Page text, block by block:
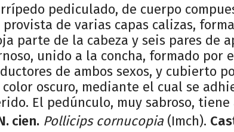
pediculado, de cuerpo
de varias capas calizas,
parte de la cabeza y seis pares de
unido a la concha, formado por
de ambos sexos, y cubierto
oscuro, mediante el cual se
El pedúnculo, muy sabroso,
cien. Pollicips cornucopia (Imch).